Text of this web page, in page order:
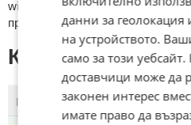
wikipedia.org, mobile.bg, imot.bg,
премахнати.
КОМЕНТАРИ
ПОСЛЕДНИ ПЪРВИ
данни за геолокация
на устройството.
само за този
доставчици може да
законен интерес
имате право да